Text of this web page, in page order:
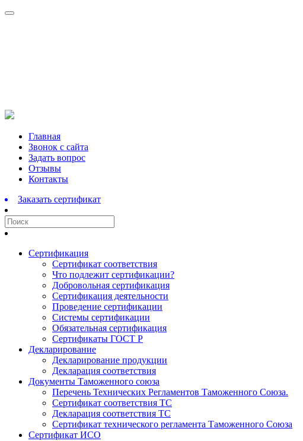
Перейти
содержимому
Главная
Звонок с сайта
Задать вопрос
Отзывы
Контакты
Заказать сертификат
Сертификация
Сертификат соответствия
Что подлежит сертификации?
Добровольная сертификация
Сертификация деятельности
Проведение сертификации
Системы сертификации
Обязательная сертификация
Сертификаты ГОСТ Р
Декларирование
Декларирование продукции
Декларация соответствия
Документы Таможенного союза
Перечень Технических Регламентов Таможенного Союза.
Сертификат соответствия ТС
Декларация соответствия ТС
Сертификат технического регламента Таможенного Союза
Сертификат ИСО